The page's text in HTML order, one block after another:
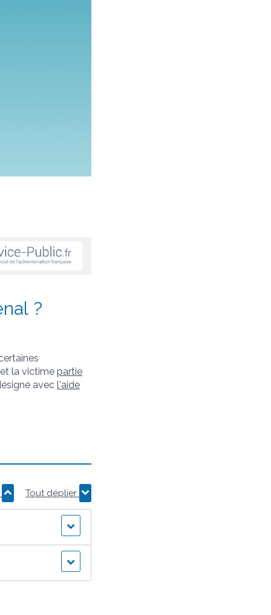
?
et la victime partie
avec l'aide
Tout déplier